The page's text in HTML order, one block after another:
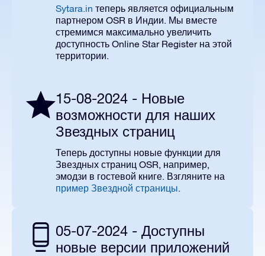
Sytara.in теперь является официальным
партнером OSR в Индии. Мы вместе
стремимся максимально увеличить
доступность Online Star Registerна этой
территории.
15-08-2024 - Новые
возможности для наших
Звездных страниц
Теперь доступны новые функции для
Звездных страниц OSR, например,
эмодзи в гостевой книге. Взгляните на
пример Звездной страницы.
05-07-2024 - Доступны
новые версии приложений